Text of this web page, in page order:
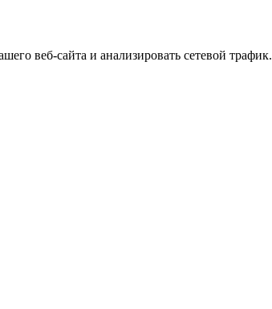
веб-сайта и анализировать сетевой трафик.